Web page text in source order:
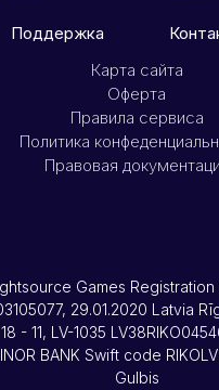
Поддержка
Карта сайта
Оферта
Правила сервиса
Политика
Правовая
Games
29.01.2020 Latvia
- 11, LV-1035
BANK Swift code
Gulbis